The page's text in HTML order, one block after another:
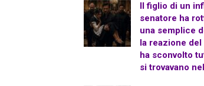
Il figlio di un
senatore ha
una semplice
la reazione
ha sconvolto
si trovavano